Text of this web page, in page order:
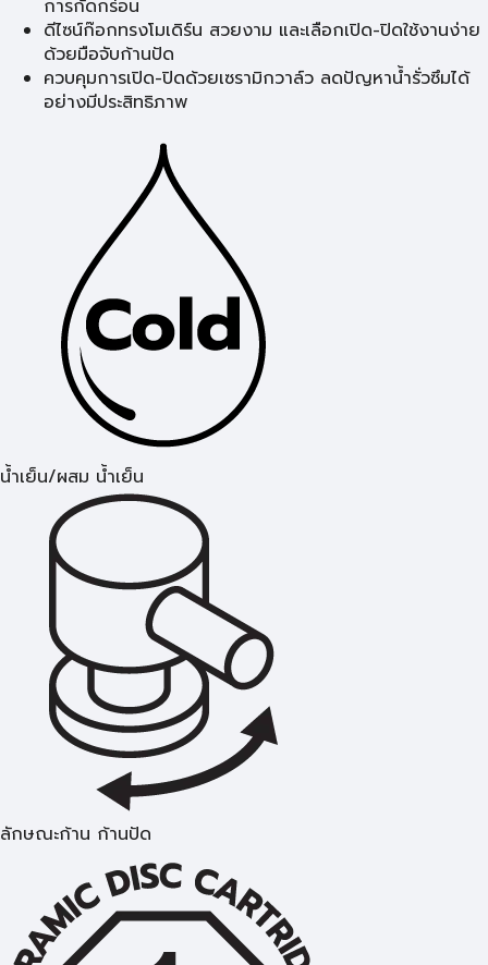
การกัดกร่อน
ดีไซน์ก๊อกทรงโมเดิร์น สวยงาม และเลือกเปิด-ปิดใช้งานง่าย
ด้วยมือจับก้านปัด
ควบคุมการเปิด-ปิดด้วยเซรามิกวาล์ว ลดปัญหาน้ำรั่วซึมได้
อย่างมีประสิทธิภาพ
น้ำเย็น/ผสม น้ำเย็น
ลักษณะก้าน ก้านปัด